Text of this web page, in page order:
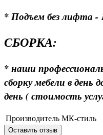
* Подъем без лифта -
СБОРКА:
* наши
сборку мебели в день
день ( стоимость
Производитель МК-стиль
Оставить отзыв